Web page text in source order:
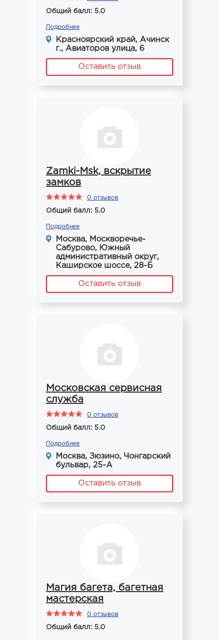
Общий балл: 5.0
Подробнее
Красноярский край, Ачинск
г., Авиаторов улица, 6
Оставить отзыв
Zamki-Msk, вскрытие
замков
0 отзывов
Общий балл: 5.0
Подробнее
Москва, Москворечье-
Сабурово, Южный
административный округ,
Каширское шоссе, 28-Б
Оставить отзыв
Московская сервисная
служба
0 отзывов
Общий балл: 5.0
Подробнее
Москва, Зюзино, Чонгарский
бульвар, 25-А
Оставить отзыв
Магия багета, багетная
мастерская
0 отзывов
Общий балл: 5.0